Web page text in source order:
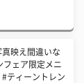
真映え間違いな
フェア限定メニ
#ティーントレン